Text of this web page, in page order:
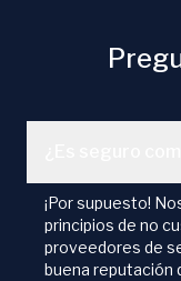
¡Por supuesto!
principios de no
proveedores de
buena reputación